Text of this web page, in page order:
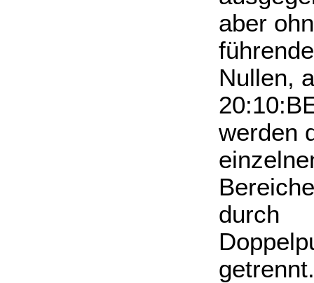
aber
Nullen,
werden
durch
getrennt.